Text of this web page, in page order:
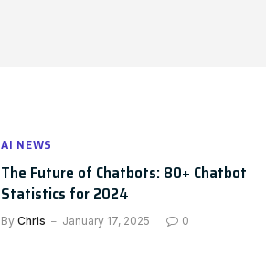
AI NEWS
The Future of Chatbots: 80+ Chatbot
Statistics for 2024
By Chris January 17, 2025 0